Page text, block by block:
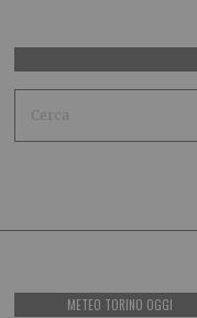
METEO TORINO OGGI